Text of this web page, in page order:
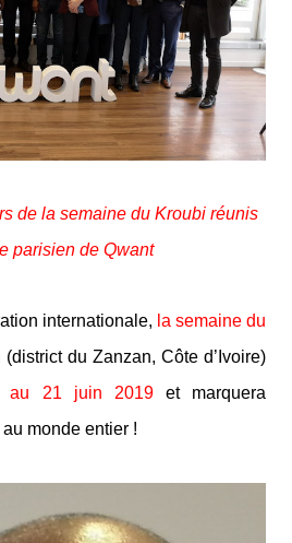
de la semaine du Kroubi réunis
parisien de Qwant
internationale, la semaine du
(district du Zanzan, Côte d’Ivoire)
au 21 juin 2019et marquera
au monde entier !